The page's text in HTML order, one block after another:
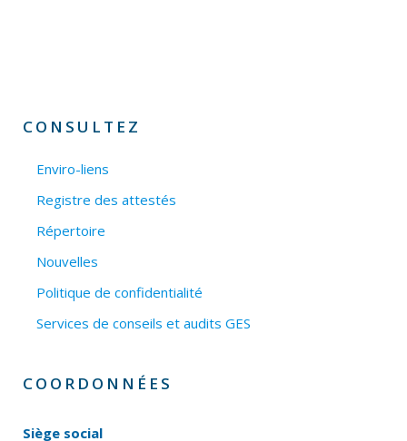
CONSULTEZ
Enviro-liens
Registre des attestés
Répertoire
Nouvelles
Politique de confidentialité
Services de conseils et audits GES
COORDONNÉES
Siège social